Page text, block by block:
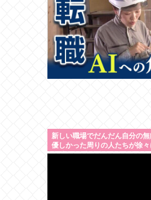
新しい職場でだんだん自分の
優しかった周りの人たちが徐
く時ってゾクゾクするよな